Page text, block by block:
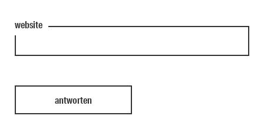
website